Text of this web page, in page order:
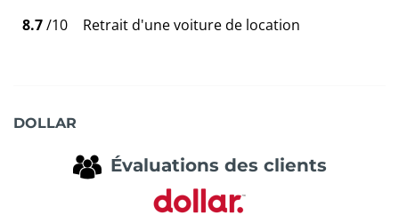
8.7/10 Retrait d'une voiture de location
DOLLAR
Évaluations des clients